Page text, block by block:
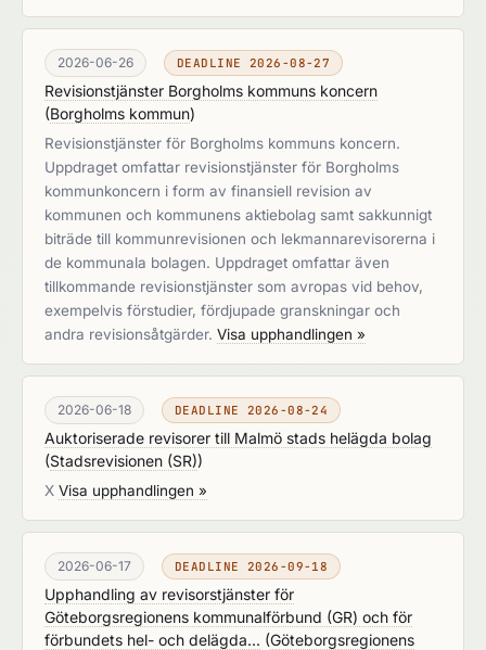
2026-06-26 DEADLINE 2026-08-27
Revisionstjänster Borgholms kommuns koncern
(Borgholms kommun)
Revisionstjänster för Borgholms kommuns koncern.
Uppdraget omfattar revisionstjänster för Borgholms
kommunkoncern i form av finansiell revision av
kommunen och kommunens aktiebolag samt sakkunnigt
biträde till kommunrevisionen och lekmannarevisorerna i
de kommunala bolagen. Uppdraget omfattar även
tillkommande revisionstjänster som avropas vid behov,
exempelvis förstudier, fördjupade granskningar och
andra revisionsåtgärder. Visa upphandlingen »
2026-06-18 DEADLINE 2026-08-24
Auktoriserade revisorer till Malmö stads helägda bolag
(Stadsrevisionen (SR))
X Visa upphandlingen »
2026-06-17 DEADLINE 2026-09-18
Upphandling av revisorstjänster för
Göteborgsregionens kommunalförbund (GR) och för
förbundets hel- och delägda... (Göteborgsregionens